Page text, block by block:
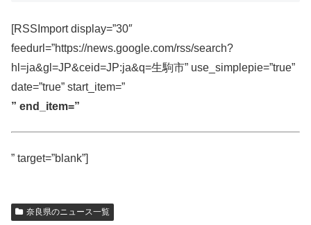
[RSSImport display=”30″
feedurl=”https://news.google.com/rss/search?
hl=ja&gl=JP&ceid=JP:ja&q=生駒市” use_simplepie=”true”
date=”true” start_item=”
” end_item=”
” target=”blank”]
奈良県のニュース一覧